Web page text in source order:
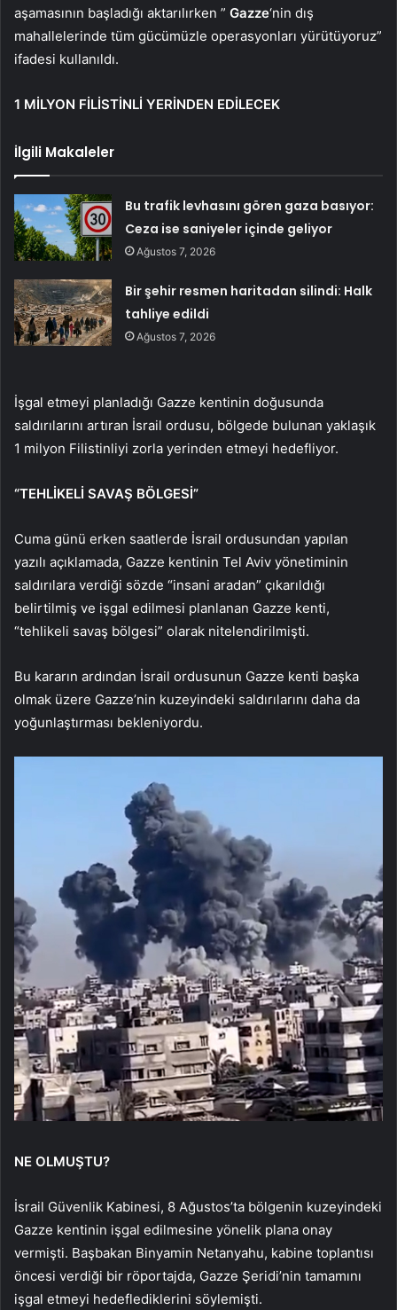
aşamasının başladığı aktarılırken ” Gazze‘nin dış
mahallelerinde tüm gücümüzle operasyonları yürütüyoruz”
ifadesi kullanıldı.
1 MİLYON FİLİSTİNLİ YERİNDEN EDİLECEK
İlgili Makaleler
Bu trafik levhasını gören gaza basıyor:
Ceza ise saniyeler içinde geliyor
Ağustos 7, 2026
Bir şehir resmen haritadan silindi: Halk
tahliye edildi
Ağustos 7, 2026
İşgal etmeyi planladığı Gazze kentinin doğusunda
saldırılarını artıran İsrail ordusu, bölgede bulunan yaklaşık
1 milyon Filistinliyi zorla yerinden etmeyi hedefliyor.
“TEHLİKELİ SAVAŞ BÖLGESİ”
Cuma günü erken saatlerde İsrail ordusundan yapılan
yazılı açıklamada, Gazze kentinin Tel Aviv yönetiminin
saldırılara verdiği sözde “insani aradan” çıkarıldığı
belirtilmiş ve işgal edilmesi planlanan Gazze kenti,
“tehlikeli savaş bölgesi” olarak nitelendirilmişti.
Bu kararın ardından İsrail ordusunun Gazze kenti başka
olmak üzere Gazze’nin kuzeyindeki saldırılarını daha da
yoğunlaştırması bekleniyordu.
NE OLMUŞTU?
İsrail Güvenlik Kabinesi, 8 Ağustos’ta bölgenin kuzeyindeki
Gazze kentinin işgal edilmesine yönelik plana onay
vermişti. Başbakan Binyamin Netanyahu, kabine toplantısı
öncesi verdiği bir röportajda, Gazze Şeridi’nin tamamını
işgal etmeyi hedeflediklerini söylemişti.